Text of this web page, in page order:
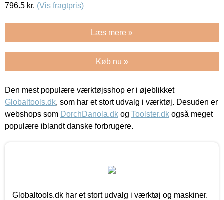
796.5 kr. (Vis fragtpris)
Læs mere »
Køb nu »
Den mest populære værktøjsshop er i øjeblikket
Globaltools.dk, som har et stort udvalg i værktøj. Desuden er
webshops som DorchDanola.dk og Toolster.dk også meget
populære iblandt danske forbrugere.
Globaltools.dk har et stort udvalg i værktøj og maskiner.